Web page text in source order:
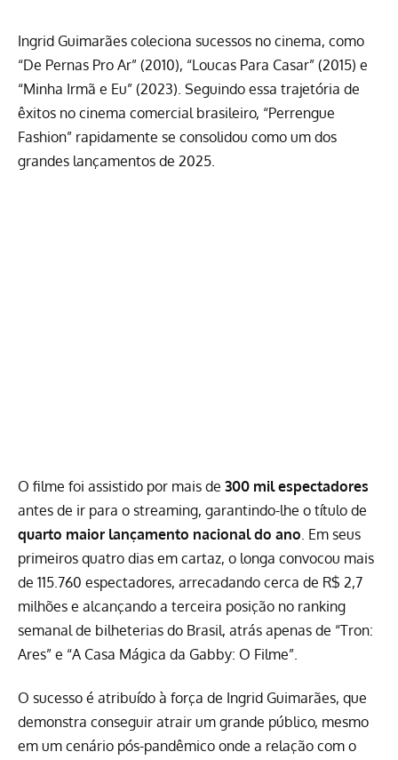
Ingrid Guimarães coleciona sucessos no cinema, como
“De Pernas Pro Ar” (2010), “Loucas Para Casar” (2015) e
“Minha Irmã e Eu” (2023). Seguindo essa trajetória de
êxitos no cinema comercial brasileiro, “Perrengue
Fashion” rapidamente se consolidou como um dos
grandes lançamentos de 2025.
O filme foi assistido por mais de 300 mil espectadores
antes de ir para o streaming, garantindo-lhe o título de
quarto maior lançamento nacional do ano . Em seus
primeiros quatro dias em cartaz, o longa convocou mais
de 115.760 espectadores, arrecadando cerca de R$ 2,7
milhões e alcançando a terceira posição no ranking
semanal de bilheterias do Brasil, atrás apenas de “Tron:
Ares” e “A Casa Mágica da Gabby: O Filme”.
O sucesso é atribuído à força de Ingrid Guimarães, que
demonstra conseguir atrair um grande público, mesmo
em um cenário pós-pandêmico onde a relação com o